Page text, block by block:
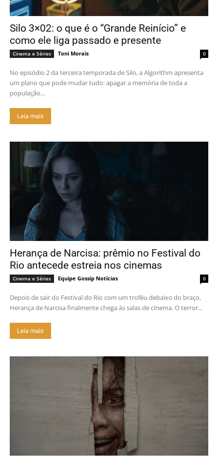
Silo 3×02: o que é o “Grande Reinício” e
como ele liga passado e presente
Cinema e Séries Toni Morais 0
No episódio 2 da terceira temporada de Silo, a Algorithm apresenta
um plano que pode mudar tudo: apagar a memória de toda a
população...
Leia mais
Herança de Narcisa: prêmio no Festival do
Rio antecede estreia nos cinemas
Cinema e Séries Equipe Gossip Notícias 0
Depois de sair do Festival do Rio com um troféu debaixo do braço,
Herança de Narcisa finalmente chega às salas de cinema. O terror...
Leia mais